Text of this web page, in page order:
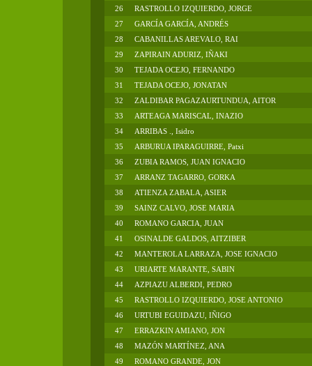
26
RASTROLLO IZQUIERDO, JORGE
27
GARCÍA GARCÍA, ANDRÉS
28
CABANILLAS AREVALO, RAI
29
ZAPIRAIN ADURIZ, IÑAKI
30
TEJADA OCEJO, FERNANDO
31
TEJADA OCEJO, JONATAN
32
ZALDIBAR PAGAZAURTUNDUA, AITOR
33
ARTEAGA MARISCAL, INAZIO
34
ARRIBAS ., Isidro
35
ARBURUA IPARAGUIRRE, Patxi
36
ZUBIA RAMOS, JUAN IGNACIO
37
ARRANZ TAGARRO, GORKA
38
ATIENZA ZABALA, ASIER
39
SAINZ CALVO, JOSE MARIA
40
ROMANO GARCIA, JUAN
41
OSINALDE GALDOS, AITZIBER
42
MANTEROLA LARRAZA, JOSE IGNACIO
43
URIARTE MARANTE, SABIN
44
AZPIAZU ALBERDI, PEDRO
45
RASTROLLO IZQUIERDO, JOSE ANTONIO
46
URTUBI EGUIDAZU, IÑIGO
47
ERRAZKIN AMIANO, JON
48
MAZÓN MARTÍNEZ, ANA
49
ROMANO GRANDE, JON